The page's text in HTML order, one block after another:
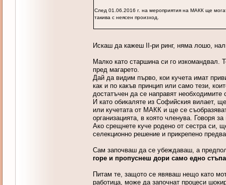
След 01.06.2016 г. на мероприятия на МАКК ще
такива с неясен произход.
Искаш да кажеш II-ри ринг, няма лошо,
Малко като старшина си го изкомандвал.
пред магарето.
Дай да видим първо, кои кучета имат
как и по какъв принцип или само тези,
достатъчен да се направят
И като обикаляте из Софийския вилает,
или кучетата от МАКК и ще се
организацията, в която членува. Говоря
Ако срещнете куче родено от сестра си,
селекционно решение и прикрепено
Сам започваш да се убеждаваш, а
горе и пропуснеш дори само едно
Питам те, защото се явяваш нещо като
работица, може да започнат процеси